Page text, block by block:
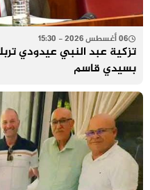
06 أغسطس 2026 - 15:30
تزكية عبد النبي عيدودي
بسيدي قاسم